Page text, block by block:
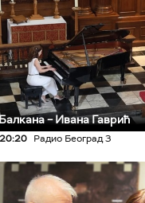
– Ивана Гаврић
Радио Београд 3